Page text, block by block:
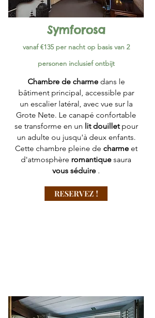
Symforosa
vanaf €135 per nacht op basis van 2
personen inclusief ontbijt
Chambre de charmedans le
bâtiment principal, accessible par
un escalier latéral, avec vue sur la
Grote Nete. Le canapé confortable
se transforme en un lit douilletpour
un adulte ou jusqu'à deux enfants.
Cette chambre pleine de charmeet
d'atmosphère romantique saura
vous séduire .
RESERVEZ !